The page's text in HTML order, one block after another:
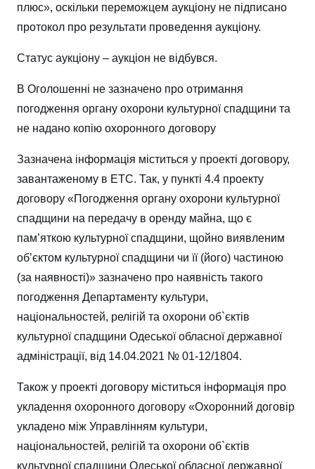
плюс», оскільки переможцем аукціону не підписано
протокол про результати проведення аукціону.
Статус аукціону – аукціон не відбувся.
В Оголошенні не зазначено про отримання
погодження органу охорони культурної спадщини та
не надано копію охоронного договору
Зазначена інформація міститься у проекті договору,
завантаженому в ЕТС. Так, у пункті 4.4 проекту
договору «Погодження органу охорони культурної
спадщини на передачу в оренду майна, що є
пам’яткою культурної спадщини, щойно виявленим
об’єктом культурної спадщини чи її (його) частиною
(за наявності)» зазначено про наявність такого
погодження Департаменту культури,
національностей, релігій та охорони об`єктів
культурної спадщини Одеської обласної державної
адміністрації, від 14.04.2021 № 01-12/1804.
Також у проекті договору міститься інформація про
укладення охоронного договору «Охоронний договір
укладено між Управлінням культури,
національностей, релігій та охорони об`єктів
культурної спадщини Одеської обласної державної